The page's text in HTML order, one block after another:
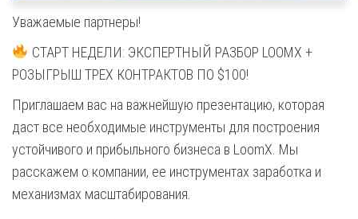
Уважаемые партнеры!
СТАРТ НЕДЕЛИ: ЭКСПЕРТНЫЙ РАЗБОР LOOMX +
РОЗЫГРЫШ ТРЕХ КОНТРАКТОВ ПО $100!
Приглашаем вас на важнейшую презентацию, которая
даст все необходимые инструменты для построения
устойчивого и прибыльного бизнеса в LoomX. Мы
расскажем о компании, ее инструментах заработка и
механизмах масштабирования.